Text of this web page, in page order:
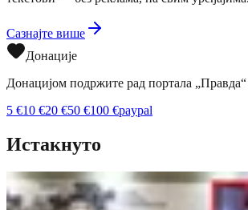
Сазнајте више
Донације
Донацијом подржите рад портала
5 €10 €20 €50 €100 €paypal
Истакнуто